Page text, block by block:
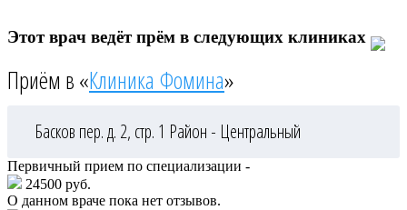
Этот врач ведёт прём в следующих клиниках
Приём в «Клиника Фомина»
Басков пер. д. 2, стр. 1 Район - Центральный
Первичный прием по специализации -
24500 руб.
О данном враче пока нет отзывов.